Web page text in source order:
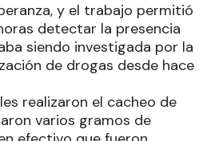
y el trabajo permitió
detectar la presencia
siendo investigada por la
de drogas desde hace
realizaron el cacheo de
varios gramos de